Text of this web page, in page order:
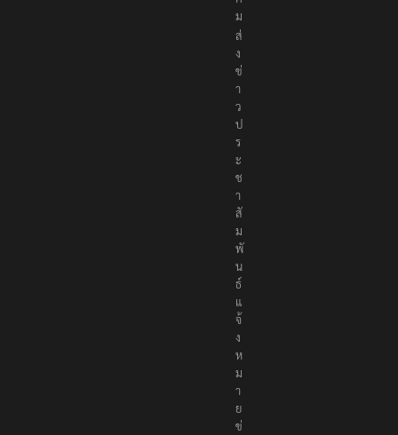
ม
ส่
ง
ข่
า
ว
ป
ร
ะ
ช
า
สั
ม
พั
น
ธ์
แ
จ้
ง
ห
ม
า
ย
ข่